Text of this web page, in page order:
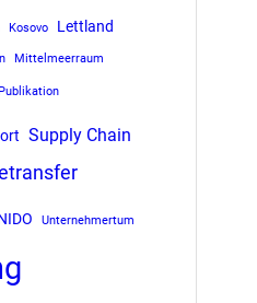
Kosovo
Lettland
Mittelmeerraum
Supply Chain
Unternehmertum